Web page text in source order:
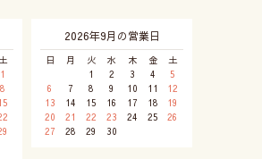
1
8
2026年9月の営業日
日 月 火 水 木 金
土
1
2 3 4
5
6
7 8 9 10 11
12
13
14 15 16 17 18
19
20
21 22 23 24 25
26
27
28 29 30